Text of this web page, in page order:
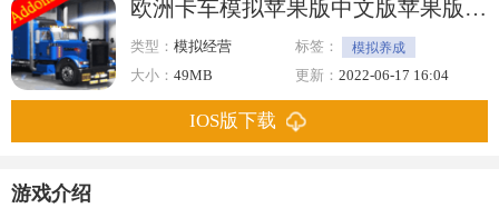
欧洲卡车模拟苹果版中文版苹果版21.0
类型： 模拟经营 标签： 模拟养成
大小： 49MB 更新： 2022-06-17 16:04
IOS版下载
游戏介绍